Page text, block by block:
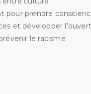
pour prendre
et développer
le racisme